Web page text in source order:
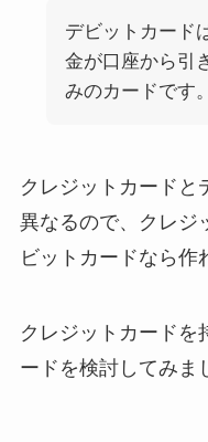
デビットカード
金が口座から引
みのカードです。
クレジットカードと
異なるので、クレジ
ビットカードなら作
クレジットカードを
ードを検討してみま